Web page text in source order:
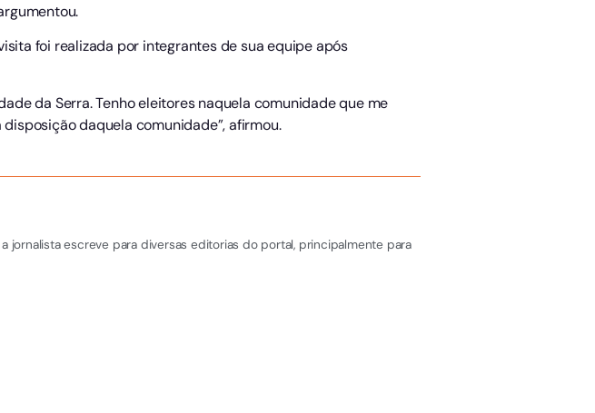
foi realizada por integrantes de sua equipe após
da Serra. Tenho eleitores naquela comunidade que me
daquela comunidade”, afirmou.
jornalista escreve para diversas editorias do portal, principalmente para